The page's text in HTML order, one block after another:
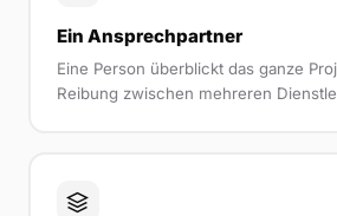
Ein Ansprechpartner
Eine Person überblickt das ganze
Reibung zwischen mehreren